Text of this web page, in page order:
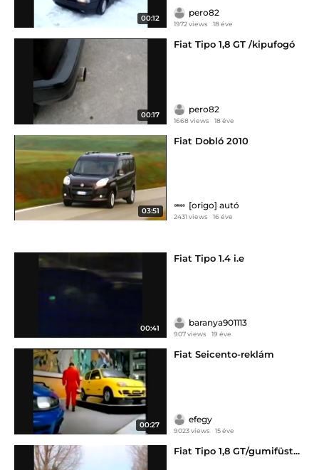
00:12
pero82
1972 views 18 éve
00:17
Fiat Tipo 1,8 GT /kipufogó
pero82
1668 views 18 éve
03:51
Fiat Dobló 2010
[origo] autó
2431 views 16 éve
00:41
Fiat Tipo 1.4 i.e
baranya901113
907 views 19 éve
00:27
Fiat Seicento-reklám
efegy
9023 views 15 éve
Fiat Tipo 1,8 GT/gumifüst...